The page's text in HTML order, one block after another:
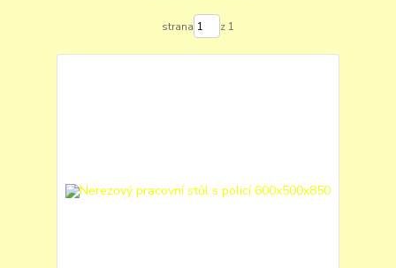
strana z 1